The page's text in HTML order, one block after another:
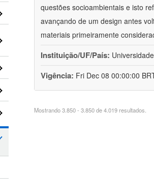
questões socioambientais e isto
avançando de um design antes
materiais primeiramente
Instituição/UF/País:
Vigência: Fri Dec 08 00:00:00
Mostrando 3.850 - 3.850 de 4.019 resultados.